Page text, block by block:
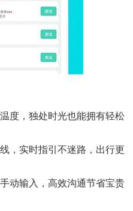
度，独处时光也能拥有轻松
，实时指引不迷路，出行更
动输入，高效沟通节省宝贵